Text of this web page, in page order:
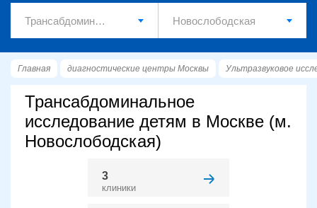
Главная диагностические центры Москвы Ультразвуковое
Трансабдоминальное
исследование детям в Москве (м.
Новослободская)
3
клиники